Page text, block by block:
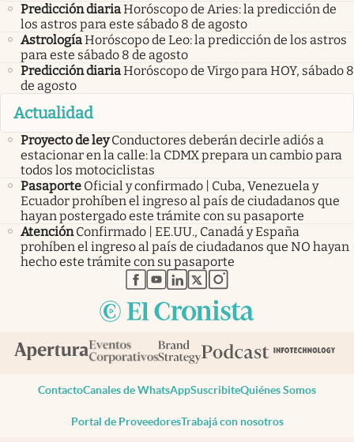
Predicción diariaHoróscopo de Aries: la predicción de
los astros para este sábado 8 de agosto
AstrologíaHoróscopo de Leo: la predicción de los astros
para este sábado 8 de agosto
Predicción diariaHoróscopo de Virgo para HOY, sábado 8
de agosto
Actualidad
Proyecto de ley Conductores deberán decirle adiós a
estacionar en la calle: la CDMX prepara un cambio para
todos los motociclistas
Pasaporte Oficial y confirmado | Cuba, Venezuela y
Ecuador prohíben el ingreso al país de ciudadanos que
hayan postergado este trámite con su pasaporte
Atención Confirmado | EE.UU., Canadá y España
prohíben el ingreso al país de ciudadanos que NO hayan
hecho este trámite con su pasaporte
abre en nueva pestaña
abre en nueva pestaña
abre en nueva pestaña
abre en nueva pestaña
abre en nueva pestaña
ContactoCanales de WhatsAppSuscribiteQuiénes Somos
Portal de ProveedoresTrabajá con nosotros